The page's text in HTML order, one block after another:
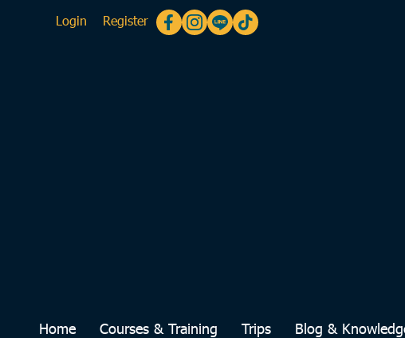
Login Register
Home Courses & Training Trips Blog &